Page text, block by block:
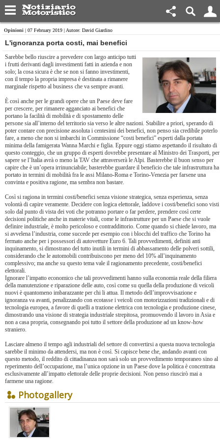
Opinioni | 07 February 2019 | Autore: David Giardino
L'ignoranza porta costi, mai benefici
Sarebbe bello riuscire a prevedere con largo anticipo tutti
i frutti derivanti dagli investimenti fatti in azienda e non
solo; la cosa sicura è che se non si fanno investimenti,
con il tempo la propria impresa è destinata a rimanere
marginale rispetto al business che va sempre avanti.
È così anche per le grandi opere che un Paese deve fare
per crescere, per rimanere agganciato ai benefici che
portano la facilità di mobilità e di spostamento delle
persone sia all’interno del territorio sia verso le altre nazioni. Stabilire a priori, sperando di
poter contare con precisione assoluta i centesimi dei benefici, non penso sia credibile poterlo
fare, a meno che non si imbarchi in Commissione “costi benefici” esperti dalla portata
minima della famigerata Wanna Marchi e figlia. Eppure oggi stiamo aspettando il risultato di
questo conteggio, che un gruppo di esperti dovrebbe presentare al Ministro dei Trasporti, per
sapere se l’Italia avrà o meno la TAV che attraverserà le Alpi. Basterebbe il buon senso per
capire che è un’opera irrinunciabile; basterebbe guardare il beneficio che tale infrastruttura ha
portato in termini di mobilità fra le assi Milano-Roma e Torino-Venezia per farsene una
convinta e positiva ragione, ma sembra non bastare.
Così si ragiona in termini costi/benefici senza visione strategica, senza esperienza, senza
volontà di capire veramente. Decidere con logica elettorale, laddove i costi/benefici sono visti
solo dal punto di vista dei voti che potranno portare o far perdere, prendere così certe
decisioni politiche anche in materie vitali, come le infrastrutture per un Paese che si vuole
definire industriale, è molto pericoloso e contraddittorio. Come quando si chiede lavoro, ma
si avvelena l’industria, come succede per esempio con i blocchi del traffico che Torino ha
fermato anche per i possessori di autovetture Euro 6. Tali provvedimenti, definiti anti
inquinamento, si dimostrano del tutto inutili in termini di abbassamento delle polveri sottili,
considerando che le automobili contribuiscono per meno del 10% all’inquinamento
complessivo; ma anche su questo tema vale il ragionamento precedente, costi/benefici
elettorali.
Ignorare l’impatto economico che tali provvedimenti hanno sulla economia reale della filiera
della manutenzione e riparazione delle auto, così come su quella della produzione di veicoli
nuovi è quantomeno imbarazzante per chi li attua. Il metodo dell’improvvisazione e
ignoranza va avanti, penalizzando con ecotasse i veicoli con motorizzazioni tradizionali e di
tecnologia europea, a favore di quelli a trazione elettrica con tecnologia e produzione cinese,
dimostrando una visione di strategia industriale strepitosa, promuovendo il lavoro in Asia e
non a casa propria, consegnando poi tutto il settore della produzione ad un know-how
straniero.
Lasciare almeno il tempo agli industriali del settore di convertirsi a questa nuova tecnologia
sarebbe il minimo da attendersi, ma non è così. Si capisce bene che, andando avanti con
questo metodo, il reddito di cittadinanza non sarà solo un provvedimento temporaneo sino al
reperimento dell’occupazione, ma l’unica opzione in un Paese dove la politica è concentrata
esclusivamente all’impatto elettorale delle proprie decisioni. Non penso riuscirò mai a
farmene una ragione.
Photogallery